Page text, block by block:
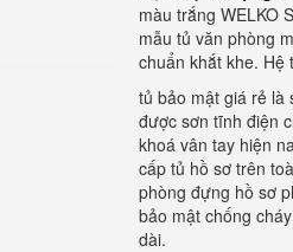
màu trắng WELKO
mẫu tủ văn phòng
chuẩn khắt khe. Hệ
tủ bảo mật giá rẻ là
được sơn tĩnh điện
khoá vân tay hiện
cấp tủ hồ sơ trên
phòng đựng hồ sơ
bảo mật chống
dài.